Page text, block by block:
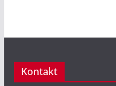
Kontakt